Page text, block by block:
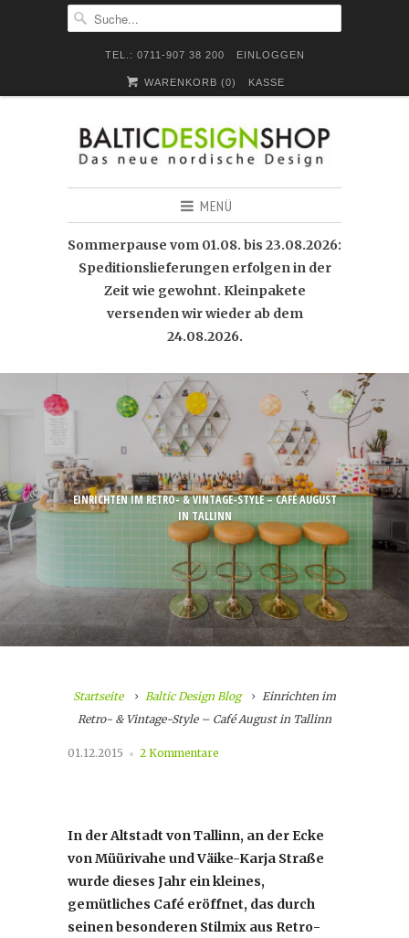
TEL.: 0711-907 38 200 EINLOGGEN
WARENKORB (0) KASSE
MENÜ
Sommerpause vom 01.08. bis 23.08.2026:
Speditionslieferungen erfolgen in der
Zeit wie gewohnt. Kleinpakete
versenden wir wieder ab dem
24.08.2026.
EINRICHTEN IM RETRO- & VINTAGE-STYLE – CAFÉ AUGUST
IN TALLINN
Startseite Baltic Design Blog
Einrichten im
Retro- & Vintage-Style – Café August in Tallinn
01.12.2015 2 Kommentare
In der Altstadt von Tallinn, an der Ecke
von Müürivahe und Väike-Karja Straße
wurde dieses Jahr ein kleines,
gemütliches Café eröffnet, das durch
seinen besonderen Stilmix aus Retro-